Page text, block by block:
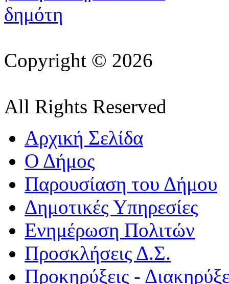
Copyright © 2026
All Rights Reserved
Αρχική Σελίδα
Ο Δήμος
Παρουσίαση του Δήμου
Δημοτικές Υπηρεσίες
Ενημέρωση Πολιτών
Προσκλήσεις Δ.Σ.
Προκηρύξεις -